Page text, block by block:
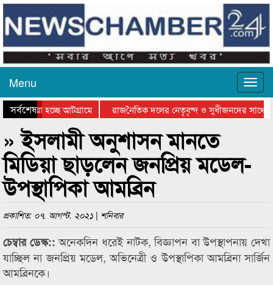
Menu
সর্বশেষ
যাওয়া হচ্ছে আটগ্রামে
রাজনৈতিক দলের নেতৃবৃন্দ ও সুধীজনদের সাথে
পুরস্কার বিতরণ সম্পন্ন
» ইসলামী অনুশাসন মানতে
মিডিয়া ছাড়লেন জনপ্রিয় মডেল-
উপস্থাপিকা আমব্রিন
প্রকাশিত: ০৭. আগস্ট. ২০২১ | শনিবার
চেম্বার ডেস্ক::অনেকদিন ধরেই নাটক, বিজ্ঞাপন বা উপস্থাপনায় দেখা
যাচ্ছিল না জনপ্রিয় মডেল, অভিনেত্রী ও উপস্থাপিকা আমব্রিনা সার্জিন
আমব্রিনকে।